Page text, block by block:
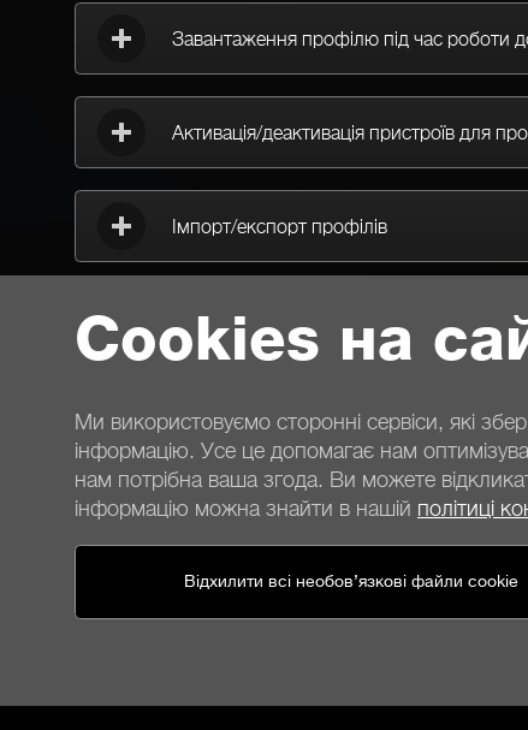
Cookies на
Ми використовуємо сторонні сервіси, які
інформацію. Усе це допомагає нам
нам потрібна ваша згода. Ви можете
інформацію можна знайти в нашій політиці
Відхилити всі необов’язкові файли cookie
Завантаження профілю під час роботи
Активація/деактивація пристроїв для
Імпорт/експорт профілів
Контакти
Загальні умови Конфіденційність Cookies
Загальні умови для клієнтів магазину
Правила